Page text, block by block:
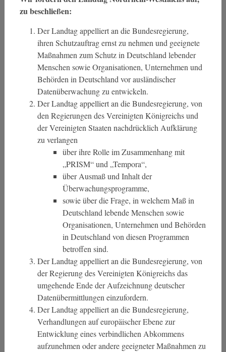
zu beschließen:
Der Landtag appelliert an die Bundesregierung,
ihren Schutzauftrag ernst zu nehmen und geeignete
Maßnahmen zum Schutz in Deutschland lebender
Menschen sowie Organisationen, Unternehmen und
Behörden in Deutschland vor ausländischer
Datenüberwachung zu entwickeln.
Der Landtag appelliert an die Bundesregierung, von
den Regierungen des Vereinigten Königreichs und
der Vereinigten Staaten nachdrücklich Aufklärung
zu verlangen
über ihre Rolle im Zusammenhang mit
„PRISM“ und „Tempora“,
über Ausmaß und Inhalt der
Überwachungsprogramme,
sowie über die Frage, in welchem Maß in
Deutschland lebende Menschen sowie
Organisationen, Unternehmen und Behörden
in Deutschland von diesen Programmen
betroffen sind.
Der Landtag appelliert an die Bundesregierung, von
der Regierung des Vereinigten Königreichs das
umgehende Ende der Aufzeichnung deutscher
Datenübermittlungen einzufordern.
Der Landtag appelliert an die Bundesregierung,
Verhandlungen auf europäischer Ebene zur
Entwicklung eines verbindlichen Abkommens
aufzunehmen oder andere geeigneter Maßnahmen zu